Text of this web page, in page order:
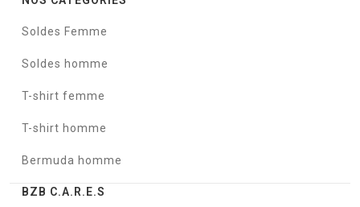
Soldes Femme
Soldes homme
T-shirt femme
T-shirt homme
Bermuda homme
BZB C.A.R.E.S